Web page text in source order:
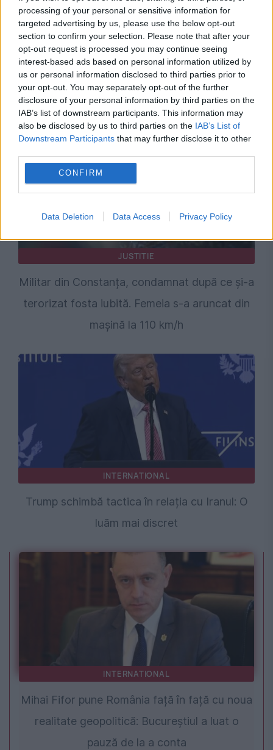
processing of your personal or sensitive information for
targeted advertising by us, please use the below opt-out
section to confirm your selection. Please note that after your
opt-out request is processed you may continue seeing
interest-based ads based on personal information utilized by
us or personal information disclosed to third parties prior to
your opt-out. You may separately opt-out of the further
disclosure of your personal information by third parties on the
IAB’s list of downstream participants. This information may
also be disclosed by us to third parties on the IAB’s List of
Downstream Participants that may further disclose it to other
CONFIRM
Data Deletion Data Access Privacy Policy
Recomandările noastre
JUSTITIE
Militar din Constanța, condamnat după ce și-a
terorizat fosta iubită. Femeia s-a aruncat din
mașină la 110 km/h
INTERNATIONAL
Trump schimbă tactica în relația cu Iranul: O
luăm mai discret
INTERNATIONAL
Mihai Fifor pune România față în față cu noua
realitate geopolitică: Bucureștiul a luat o
pauză de la a conta